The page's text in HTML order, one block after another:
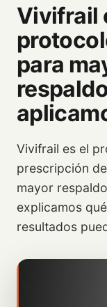
Vivifrail
para
Vivifrail es el
prescripción
mayor
explicamos
resultados